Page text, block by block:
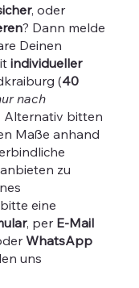
, oder
? Dann melde
Deinen
individueller
(40
nach
Alternativ bitten
Maße anhand
anbieten zu
eine
, per E-Mail
WhatsApp
uns